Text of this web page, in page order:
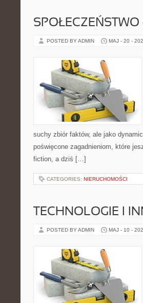
SPOŁECZEŃSTWO
POSTED BY ADMIN MAJ - 20 -
suchy zbiór faktów, ale jako
poświęcone zagadnieniom, które
fiction, a dziś […]
CATEGORIES: NIERUCHOMOŚCI
TECHNOLOGIE I
POSTED BY ADMIN MAJ - 10 -